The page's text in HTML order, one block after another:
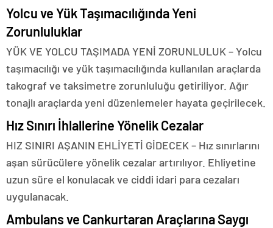
Yolcu ve Yük Taşımacılığında Yeni
Zorunluluklar
YÜK VE YOLCU TAŞIMADA YENİ ZORUNLULUK – Yolcu
taşımacılığı ve yük taşımacılığında kullanılan araçlarda
takograf ve taksimetre zorunluluğu getiriliyor. Ağır
tonajlı araçlarda yeni düzenlemeler hayata geçirilecek.
Hız Sınırı İhlallerine Yönelik Cezalar
HIZ SINIRI AŞANIN EHLİYETİ GİDECEK – Hız sınırlarını
aşan sürücülere yönelik cezalar artırılıyor. Ehliyetine
uzun süre el konulacak ve ciddi idari para cezaları
uygulanacak.
Ambulans ve Cankurtaran Araçlarına Saygı